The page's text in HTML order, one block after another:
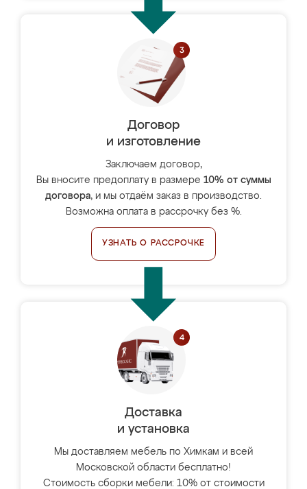
Договор
и изготовление
Заключаем договор,
Вы вносите предоплату в размере 10% от суммы
договора, и мы отдаём заказ в производство.
Возможна оплата в рассрочку без %.
УЗНАТЬ О РАССРОЧКЕ
Доставка
и установка
Мы доставляем мебель по Химкам и всей
Московской области бесплатно!
Стоимость сборки мебели: 10% от стоимости